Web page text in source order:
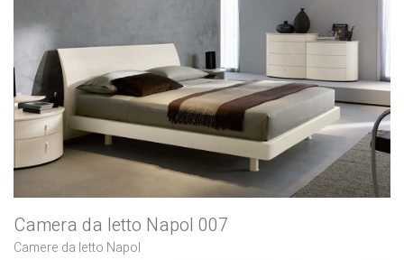
Camera da letto Napol 007
Camere da letto Napol